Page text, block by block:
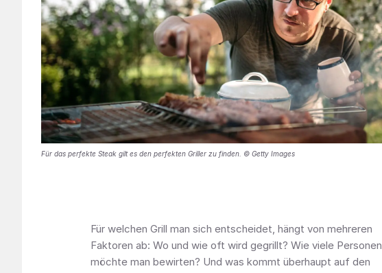
Für das perfekte Steak gilt es den perfekten Griller zu finden. © Getty Images
Für welchen Grill man sich entscheidet, hängt von mehreren
Faktoren ab: Wo und wie oft wird gegrillt? Wie viele Personen
möchte man bewirten? Und was kommt überhaupt auf den